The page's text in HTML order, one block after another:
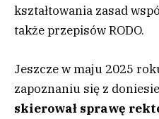
kształtowania zasad
także przepisów RODO.
Jeszcze w maju 2025
zapoznaniu się z
skierował sprawę